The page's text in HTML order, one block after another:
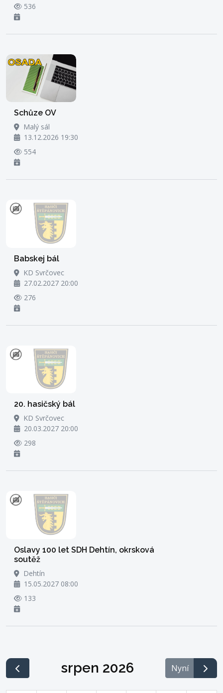
536
Schůze OV
Malý sál
13.12.2026 19:30
554
Babskej bál
KD Svrčovec
27.02.2027 20:00
276
20. hasičský bál
KD Svrčovec
20.03.2027 20:00
298
Oslavy 100 let SDH Dehtín, okrsková
soutěž
Dehtín
15.05.2027 08:00
133
srpen 2026 Nyní